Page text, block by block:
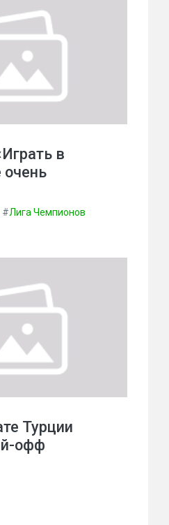
в
#Лига Чемпионов
Турции
офф